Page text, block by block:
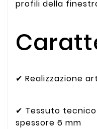
profili della
✔ Realizzazione
✔ Tessuto
spessore 6 mm